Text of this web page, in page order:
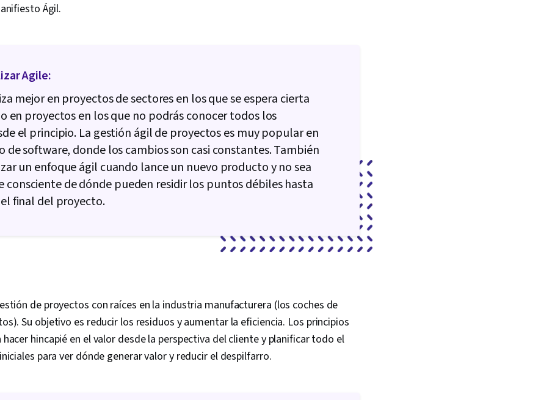
Ágil.
Agile:
mejor en proyectos de sectores en los que se espera cierta
en proyectos en los que no podrás conocer todos los
el principio. La gestión ágil de proyectos es muy popular en
de software, donde los cambios son casi constantes. También
un enfoque ágil cuando lance un nuevo producto y no sea
consciente de dónde pueden residir los puntos débiles hasta
final del proyecto.
de proyectos con raíces en la industria manufacturera (los coches de
Su objetivo es reducir los residuos y aumentar la eficiencia. Los principios
hacer hincapié en el valor desde la perspectiva del cliente y planificar todo el
para ver dónde generar valor y reducir el despilfarro.